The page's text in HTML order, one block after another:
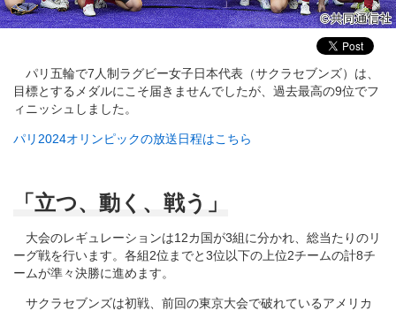
パリ五輪で7人制ラグビー女子日本代表（サクラセブンズ）は、
目標とするメダルにこそ届きませんでしたが、過去最高の9位でフ
ィニッシュしました。
パリ2024オリンピックの放送日程はこちら
「立つ、動く、戦う」
大会のレギュレーションは12カ国が3組に分かれ、総当たりのリ
ーグ戦を行います。各組2位までと3位以下の上位2チームの計8チ
ームが準々決勝に進めます。
サクラセブンズは初戦、前回の東京大会で破れているアメリカ